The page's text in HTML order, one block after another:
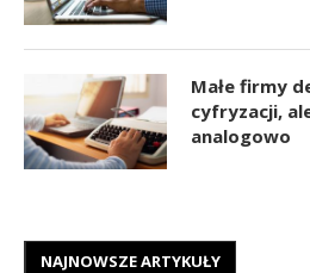
Małe firmy
cyfryzacji,
analogowo
NAJNOWSZE ARTYKUŁY